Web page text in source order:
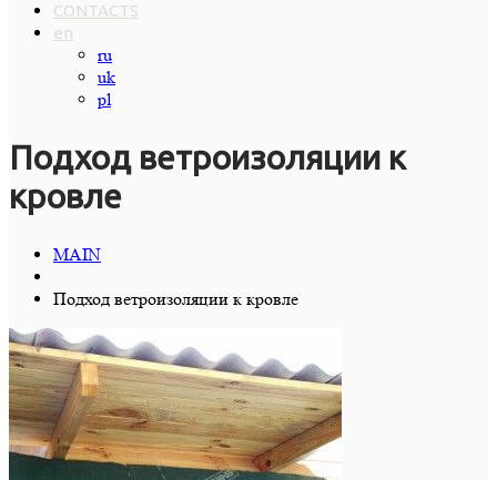
CONTACTS
en
ru
uk
pl
Подход ветроизоляции к
кровле
MAIN
Подход ветроизоляции к кровле